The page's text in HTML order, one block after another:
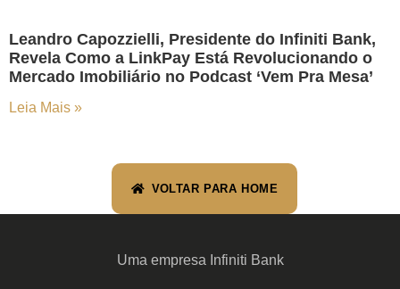
Leandro Capozzielli, Presidente do Infiniti Bank,
Revela Como a LinkPay Está Revolucionando o
Mercado Imobiliário no Podcast ‘Vem Pra Mesa’
Leia Mais »
VOLTAR PARA HOME
Uma empresa Infiniti Bank